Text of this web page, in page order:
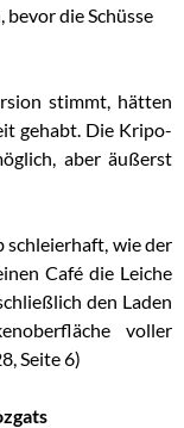
bevor die Schüsse
stimmt, hätten
gehabt. Die Kripo-
aber äußerst
schleierhaft, wie der
Café die Leiche
den Laden
voller
Seite 6)